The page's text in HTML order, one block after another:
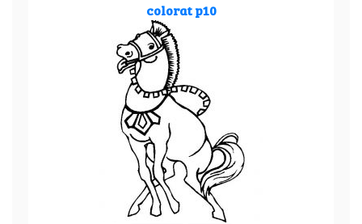
colorat p10